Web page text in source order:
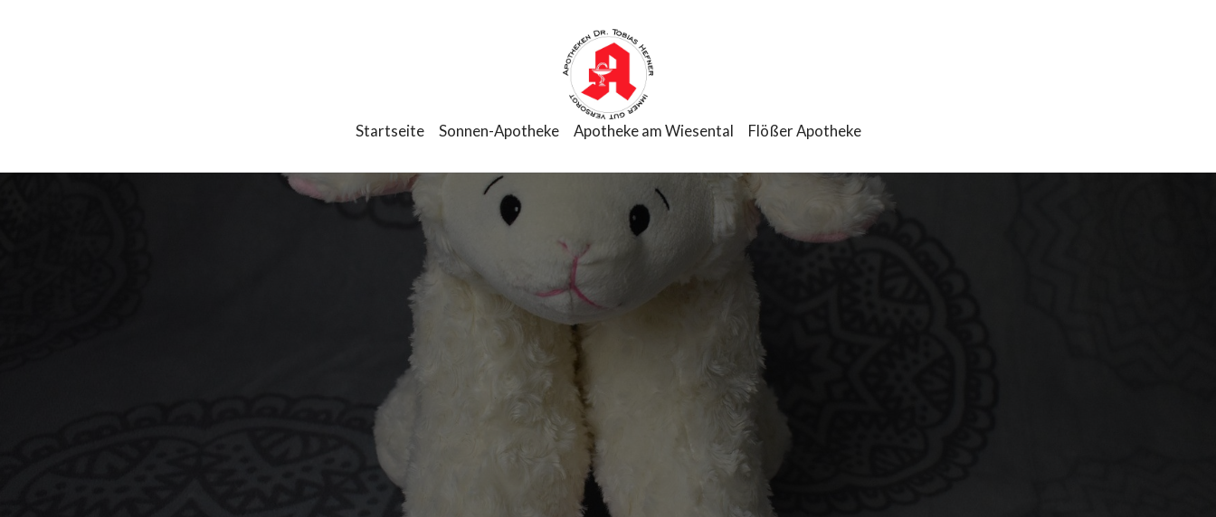
Startseite Sonnen-Apotheke Apotheke am Wiesental Flößer Apotheke